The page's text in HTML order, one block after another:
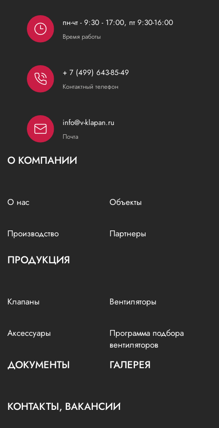
пн-чт - 9:30 - 17:00, пт 9:30-16:00
Время работы
+ 7 (499) 643-85-49
Контактный телефон
info@v-klapan.ru
Почта
О КОМПАНИИ
О нас Объекты
Производство Партнеры
ПРОДУКЦИЯ
Клапаны Вентиляторы
Аксессуары
Программа подбора
вентиляторов
ДОКУМЕНТЫ ГАЛЕРЕЯ
КОНТАКТЫ, ВАКАНСИИ